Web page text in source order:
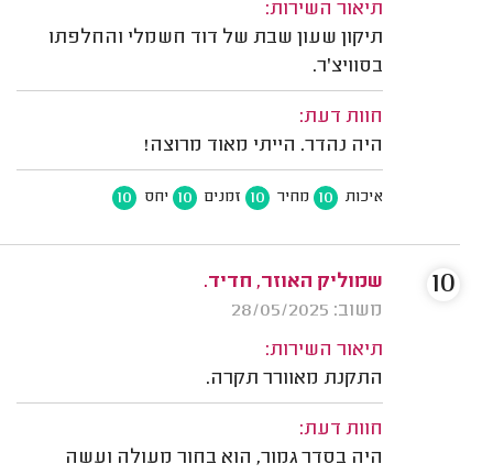
תיאור השירות:
תיקון שעון שבת של דוד חשמלי והחלפתו
בסוויצ'ר.
חוות דעת:
היה נהדר. הייתי מאוד מרוצה!
איכות 10 מחיר 10 זמנים 10 יחס 10
שמוליק האוזר, חדיד.
משוב: 28/05/2025
תיאור השירות:
התקנת מאוורר תקרה.
חוות דעת:
היה בסדר גמור, הוא בחור מעולה ועשה
10